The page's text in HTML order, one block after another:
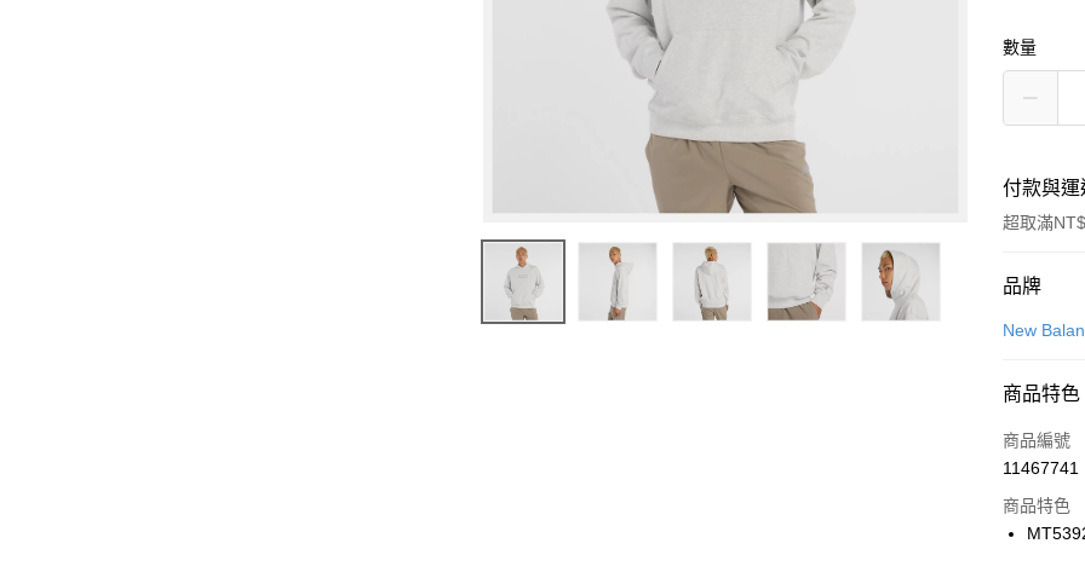
數量
付款與
超取滿
付款方式
信用卡一
合作金
華南商
上海商
國泰世
LINE Pay
Apple Pay
品牌
New
商品特色
商品編號
11467741
商品特色